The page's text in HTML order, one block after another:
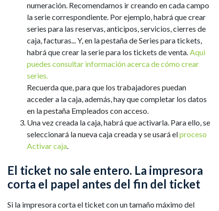
numeración. Recomendamos ir creando en cada campo
la serie correspondiente. Por ejemplo, habrá que crear
series para las reservas, anticipos, servicios, cierres de
caja, facturas... Y, en la pestaña de Series para tickets,
habrá que crear la serie para los tickets de venta.Aqui
puedes consultar información acerca de cómo crear
series.
Recuerda que, para que los trabajadores puedan
acceder a la caja, además, hay que completar los datos
en la pestaña Empleados con acceso.
Una vez creada la caja, habrá que activarla. Para ello, se
seleccionará la nueva caja creada y se usará elproceso
Activar caja.
El ticket no sale entero. La impresora
corta el papel antes del fin del ticket
Si la impresora corta el ticket con un tamaño máximo del